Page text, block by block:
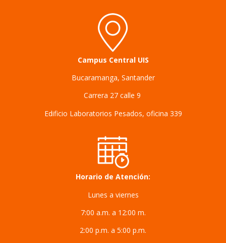
Campus Central UIS
Bucaramanga, Santander
Carrera 27 calle 9
Edificio Laboratorios Pesados, oficina 339
Horario de Atención:
Lunes a viernes
7:00 a.m. a 12:00 m.
2:00 p.m. a 5:00 p.m.